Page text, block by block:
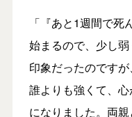
「『あと1週間で
始まるので、少し
印象だったのです
誰よりも強くて、
になりました。両